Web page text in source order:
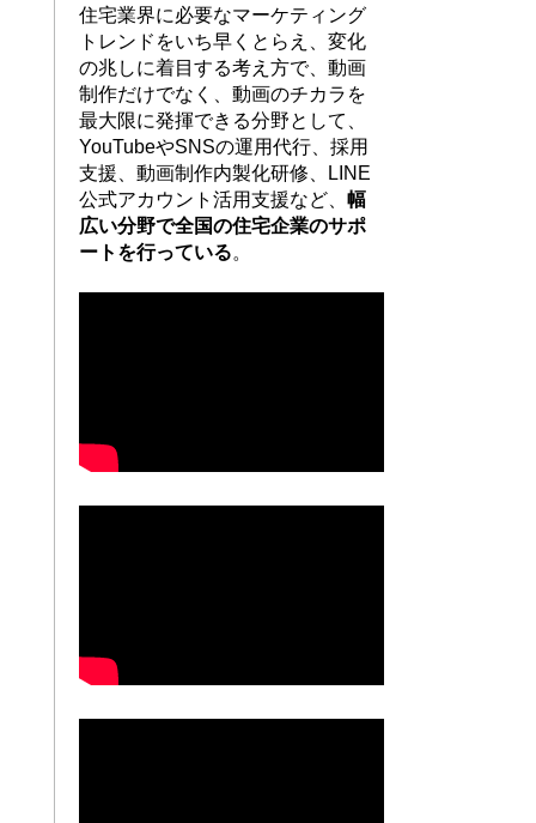
住宅業界に必要なマーケティング
トレンドをいち早くとらえ、 変化
の兆しに着目する考え方で、 動画
制作だけでなく、動画のチカラを
最大限に発揮できる分野として、
YouTubeやSNSの運用代行、採用
支援、動画制作内製化研修、LINE
公式アカウント活用支援など、 幅
広い分野で全国の住宅企業のサポ
ートを行っている。